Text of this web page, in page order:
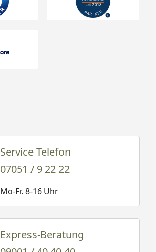
Service Telefon
07051 / 9 22 22
Mo-Fr. 8-16 Uhr
Express-Beratung